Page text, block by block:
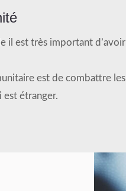
il est très important d’avoir
est de combattre les
étranger.